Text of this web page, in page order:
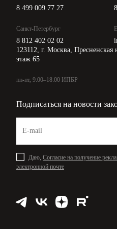
8 499 009 77 27
Санкт-Петербург
8 812 402 02 02
123112, г. Москва, Пресненская
этаж 65
пн-пт, 9:00–18:00 ИПБР
Подписаться на новости
Даю, Согласие на получение
электронной почте